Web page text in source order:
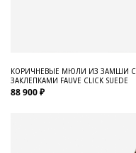
КОРИЧНЕВЫЕ МЮЛИ ИЗ ЗАМШИ С
ЗАКЛЕПКАМИ FAUVE CLICK SUEDE
88 900 ₽